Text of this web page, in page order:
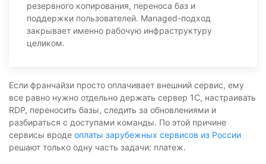
резервного копирования, переноса баз и
поддержки пользователей. Managed-подход
закрывает именно рабочую инфраструктуру
целиком.
Если франчайзи просто оплачивает внешний сервис, ему
все равно нужно отдельно держать сервер 1С, настраивать
RDP, переносить базы, следить за обновлениями и
разбираться с доступами команды. По этой причине
сервисы вроде оплаты зарубежных сервисов из России
решают только одну часть задачи: платеж.